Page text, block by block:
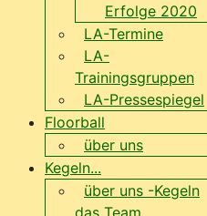
Erfolge 2020
LA-Termine
LA-
Trainingsgruppen
LA-Pressespiegel
Floorball
über uns
Kegeln...
über uns -Kegeln
das Team